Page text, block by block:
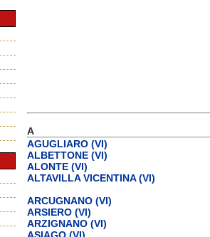
A
AGUGLIARO (VI)
ALBETTONE (VI)
ALONTE (VI)
ALTAVILLA VICENTINA (VI)
ARCUGNANO (VI)
ARSIERO (VI)
ARZIGNANO (VI)
ASIAGO (VI)